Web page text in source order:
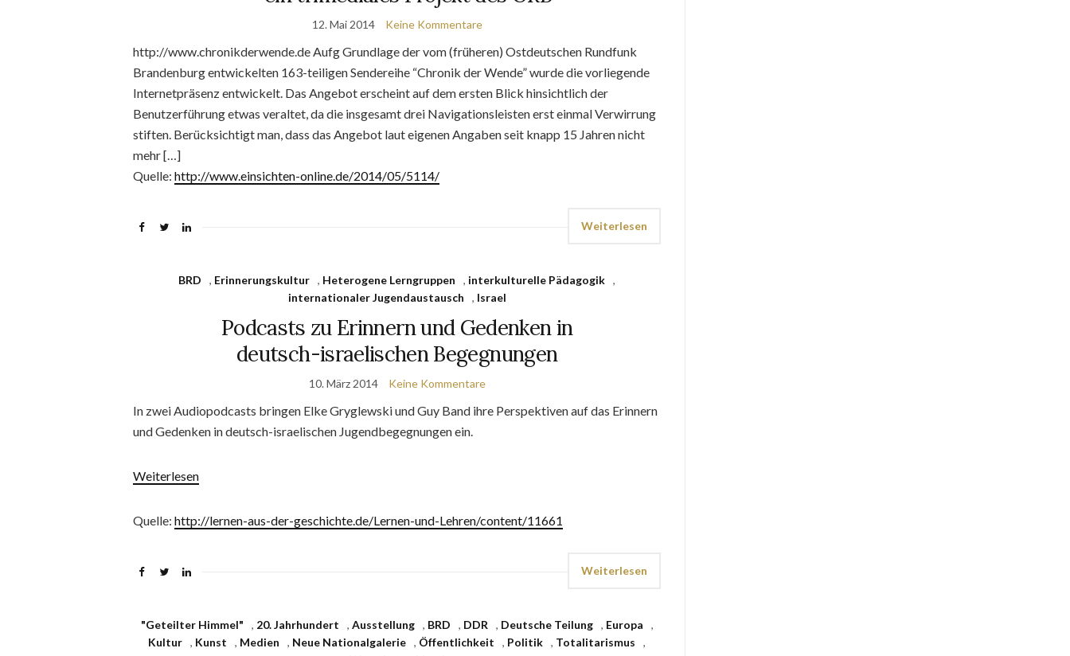
12. Mai 2014 Keine Kommentare
http://www.chronikderwende.de Aufg Grundlage der vom (früheren) Ostdeutschen Rundfunk
Brandenburg entwickelten 163-teiligen Sendereihe “Chronik der Wende” wurde die vorliegende
Internetpräsenz entwickelt. Das Angebot erscheint auf dem ersten Blick hinsichtlich der
Benutzerführung etwas veraltet, da die insgesamt drei Navigationsleisten erst einmal Verwirrung
stiften. Berücksichtigt man, dass das Angebot laut eigenen Angaben seit knapp 15 Jahren nicht
mehr […]
Quelle: http://www.einsichten-online.de/2014/05/5114/
Weiterlesen
BRD , Erinnerungskultur , Heterogene Lerngruppen , interkulturelle Pädagogik ,
internationaler Jugendaustausch
, Israel
Podcasts zu Erinnern und Gedenken in
deutsch-israelischen Begegnungen
10. März 2014 Keine Kommentare
In zwei Audiopodcasts bringen Elke Gryglewski und Guy Band ihre Perspektiven auf das Erinnern
und Gedenken in deutsch-israelischen Jugendbegegnungen ein.
Weiterlesen
Quelle: http://lernen-aus-der-geschichte.de/Lernen-und-Lehren/content/11661
Weiterlesen
"Geteilter Himmel" , 20. Jahrhundert , Ausstellung , BRD , DDR , Deutsche Teilung , Europa
,
Kultur , Kunst , Medien , Neue Nationalgalerie , Öffentlichkeit , Politik , Totalitarismus
,